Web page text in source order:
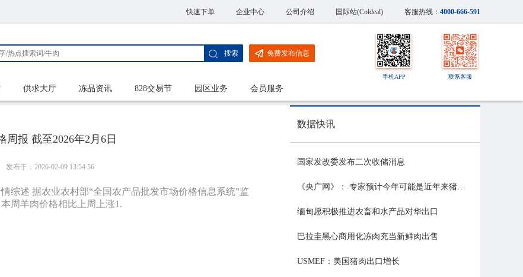
快速下单 企业中心 公司介绍 国际站(Coldeal) 客服热线： 4000-666-591
搜索 免费发布信息
手机APP 联系客服
供求大厅 冻品资讯 828交易节 园区业务 会员服务
周报 截至2026年2月6日
发布于：2026-02-09 13:54:56
综述 据农业农村部“全国农产品批发市场价格信息系统”监
周羊肉价格相比上周上涨1.
数据快讯
国家发改委发布二次收储消息
《央广网》： 专家预计今年可能是近年来猪价最稳的一年
缅甸愿积极推进农畜和水产品对华出口
巴拉圭黑心商用化冻肉充当新鲜肉出售
USMEF：美国猪肉出口增长